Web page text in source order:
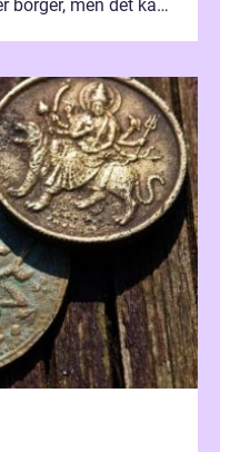
borger, men det kan